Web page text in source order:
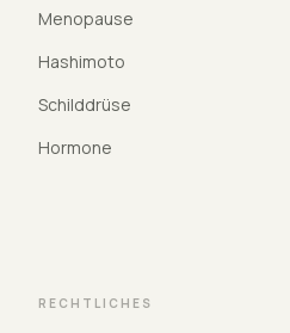
Menopause
Hashimoto
Schilddrüse
Hormone
RECHTLICHES